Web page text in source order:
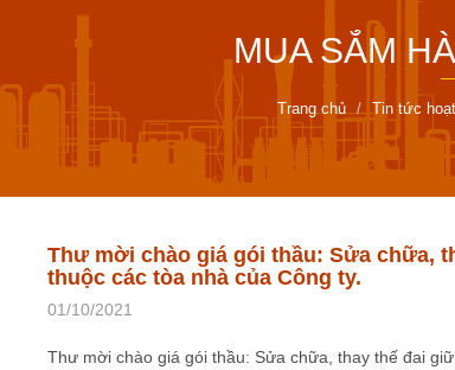
MUA SẮM
Trang chủ Tin tức
Thư mời chào giá gói thầu: Sửa chữa,
thuộc các tòa nhà của Công ty.
01/10/2021
Thư mời chào giá gói thầu: Sửa chữa, thay thế đai